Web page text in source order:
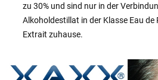
zu 30% und sind nur in der
Alkoholdestillat in der Klasse Eau
Extrait zuhause.